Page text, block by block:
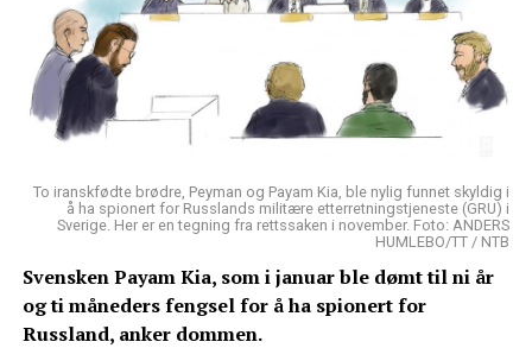
To iranskfødte brødre, Peyman og Payam Kia, ble nylig funnet skyldig i
å ha spionert for Russlands militære etterretningstjeneste (GRU) i
Sverige. Her er en tegning fra rettssaken i november. Foto: ANDERS
HUMLEBO/TT / NTB
Svensken Payam Kia, som i januar ble dømt til ni år
og ti måneders fengsel for å ha spionert for
Russland, anker dommen.